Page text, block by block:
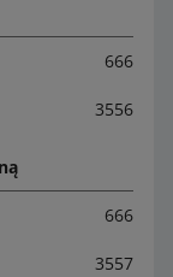
666
3556
666
3557